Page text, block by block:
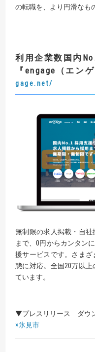
の転職を、より円滑なも
利用企業数国内
『engage（エン
gage.net/
無制限の求人掲載・自
まで、0円からカンタン
援サービスです。さま
態に対応。全国20万以
ています。
▼プレスリリース ダウ
×氷見市